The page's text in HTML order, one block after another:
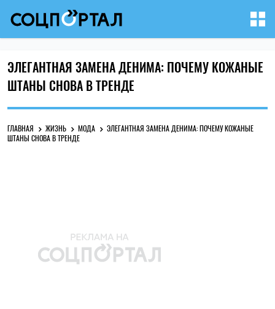
ЭЛЕГАНТНАЯ ЗАМЕНА ДЕНИМА: ПОЧЕМУ КОЖАНЫЕ
ШТАНЫ СНОВА В ТРЕНДЕ
ГЛАВНАЯ ЖИЗНЬ МОДА
ЭЛЕГАНТНАЯ ЗАМЕНА ДЕНИМА: ПОЧЕМУ КОЖАНЫЕ
ШТАНЫ СНОВА В ТРЕНДЕ